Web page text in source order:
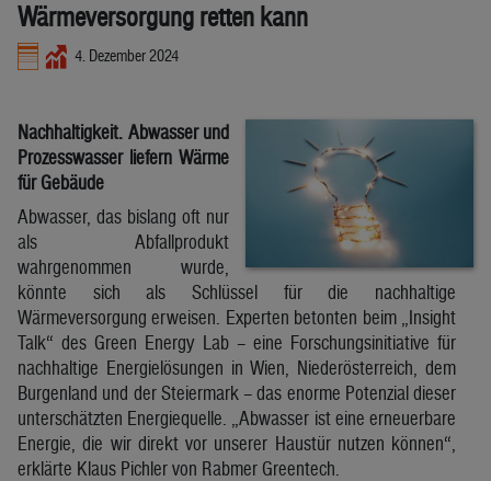
Wärmeversorgung retten kann
4. Dezember 2024
Nachhaltigkeit. Abwasser und
Prozesswasser liefern Wärme
für Gebäude
Abwasser, das bislang oft nur
als Abfallprodukt
wahrgenommen wurde,
könnte sich als Schlüssel für die nachhaltige
Wärmeversorgung erweisen. Experten betonten beim „Insight
Talk“ des Green Energy Lab – eine Forschungsinitiative für
nachhaltige Energielösungen in Wien, Niederösterreich, dem
Burgenland und der Steiermark – das enorme Potenzial dieser
unterschätzten Energiequelle. „Abwasser ist eine erneuerbare
Energie, die wir direkt vor unserer Haustür nutzen können“,
erklärte Klaus Pichler von Rabmer Greentech.